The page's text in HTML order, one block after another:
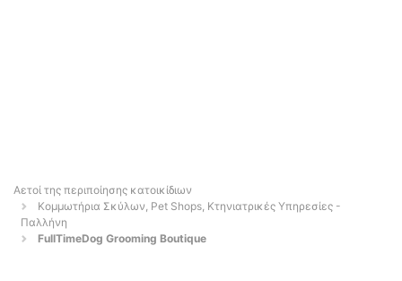
Αετοί της περιποίησης κατοικίδιων
Κομμωτήρια Σκύλων, Pet Shops, Κτηνιατρικές Υπηρεσίες -
Παλλήνη
FullTimeDog Grooming Boutique